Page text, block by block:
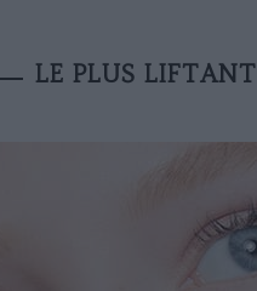
LE PLUS LIFTANT